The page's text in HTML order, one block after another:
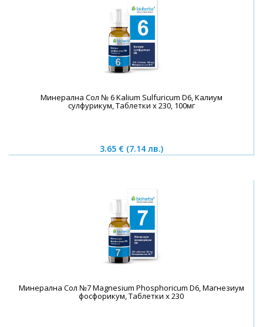
Минерална Сол № 6 Kalium Sulfuricum D6, Калиум
сулфурикум, Таблетки х 230, 100мг
3.65 € (7.14 лв.)
Минерална Сол №7 Magnesium Phosphoricum D6, Магнезиум
фосфорикум, Таблетки х 230